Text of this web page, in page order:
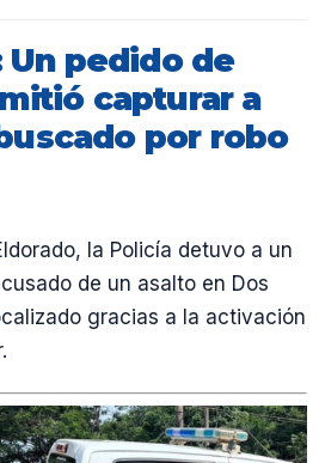
Un pedido de
capturar a
por robo
la Policía detuvo a un
de un asalto en Dos
gracias a la activación